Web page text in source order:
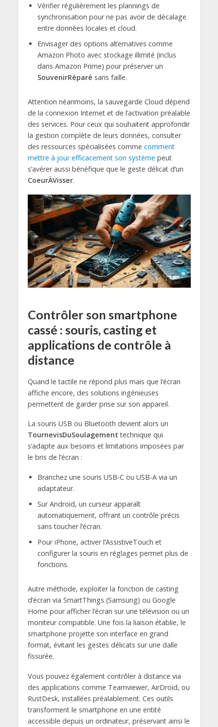
Vérifier régulièrement les plannings de
synchronisation pour ne pas avoir de décalage
entre données locales et cloud.
Envisager des options alternatives comme
Amazon Photo avec stockage illimité (inclus
dans Amazon Prime) pour préserver un
SouvenirRéparé sans faille.
Attention néanmoins, la sauvegarde Cloud dépend
de la connexion Internet et de l’activation préalable
des services. Pour ceux qui souhaitent approfondir
la gestion complète de leurs données, consulter
des ressources spécialisées comme comment
mettre à jour efficacement son système peut
s’avérer aussi bénéfique que le geste délicat d’un
CoeurÀVisser.
Contrôler son smartphone
cassé : souris, casting et
applications de contrôle à
distance
Quand le tactile ne répond plus mais que l’écran
affiche encore, des solutions ingénieuses
permettent de garder prise sur son appareil.
La souris USB ou Bluetooth devient alors un
TournevisDuSoulagement technique qui
s’adapte aux besoins et limitations imposées par
le bris de l’écran :
Branchez une souris USB-C ou USB-A via un
adaptateur.
Sur Android, un curseur apparaît
automatiquement, offrant un contrôle précis
sans toucher l’écran.
Pour iPhone, activer l’AssistiveTouch et
configurer la souris en réglages permet plus de
fonctions.
Autre méthode, exploiter la fonction de casting
d’écran via SmartThings (Samsung) ou Google
Home pour afficher l’écran sur une télévision ou un
moniteur compatible. Une fois la liaison établie, le
smartphone projette son interface en grand
format, évitant les gestes délicats sur une dalle
fissurée.
Vous pouvez également contrôler à distance via
des applications comme Teamviewer, AirDroid, ou
RustDesk, installées préalablement. Ces outils
transforment le smartphone en une entité
accessible depuis un ordinateur, préservant ainsi le